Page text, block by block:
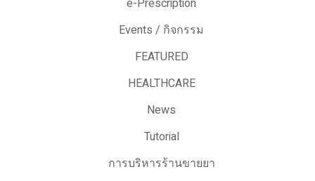
e-Prescription
Events / กิจกรรม
FEATURED
HEALTHCARE
News
Tutorial
การบริหารร้านขายยา